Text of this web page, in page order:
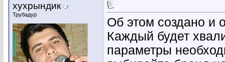
хухрындик
Трубадур
Об этом создано и
Каждый будет
параметры